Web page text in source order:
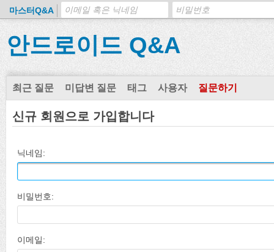
마스터Q&A
안드로이드 Q&A
최근 질문 미답변 질문 태그 사용자 질문하기
신규 회원으로 가입합니다
닉네임:
비밀번호:
이메일: